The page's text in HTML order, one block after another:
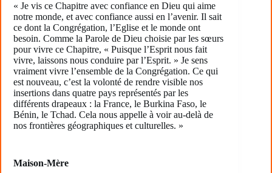
« Je vis ce Chapitre avec confiance en Dieu qui aime
notre monde, et avec confiance aussi en l’avenir. Il sait
ce dont la Congrégation, l’Eglise et le monde ont
besoin. Comme la Parole de Dieu choisie par les sœurs
pour vivre ce Chapitre, « Puisque l’Esprit nous fait
vivre, laissons nous conduire par l’Esprit. » Je sens
vraiment vivre l’ensemble de la Congrégation. Ce qui
est nouveau, c’est la volonté de rendre visible nos
insertions dans quatre pays représentés par les
différents drapeaux : la France, le Burkina Faso, le
Bénin, le Tchad. Cela nous appelle à voir au-delà de
nos frontières géographiques et culturelles. »
Maison-Mère